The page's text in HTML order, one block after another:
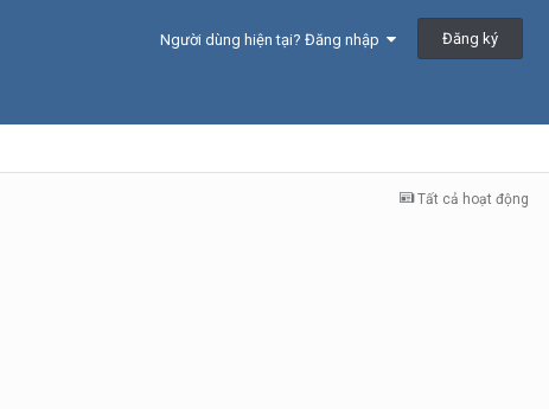
Người dùng hiện tại? Đăng nhập Đăng ký
Tất cả hoạt động